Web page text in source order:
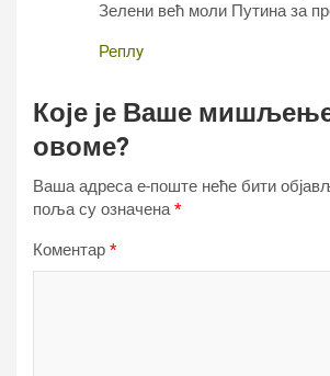
Зелени већ моли Путина за
Реплy
Које је Ваше
овоме?
Ваша адреса е-поште неће бити
поља су означена*
Коментар *